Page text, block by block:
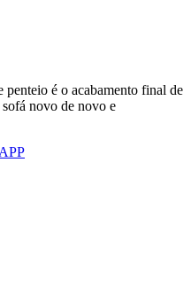
penteio é o acabamento final de
novo de novo e